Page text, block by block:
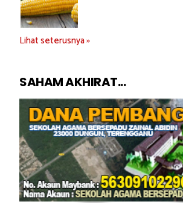
Lihat seterusnya »
SAHAM AKHIRAT...